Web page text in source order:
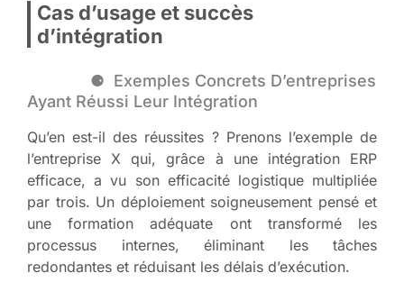
Cas d’usage et succès
d’intégration
Exemples Concrets D’entreprises
Ayant Réussi Leur Intégration
Qu’en est-il des réussites ? Prenons l’exemple de
l’entreprise X qui, grâce à une intégration ERP
efficace, a vu son efficacité logistique multipliée
par trois. Un déploiement soigneusement pensé et
une formation adéquate ont transformé les
processus internes, éliminant les tâches
redondantes et réduisant les délais d’exécution.